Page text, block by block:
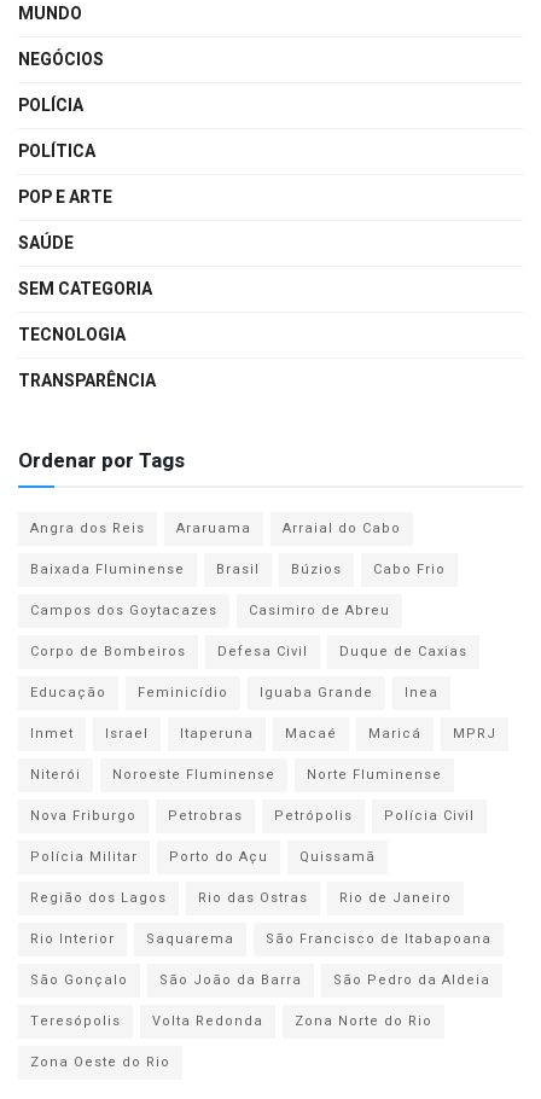
MUNDO
NEGÓCIOS
POLÍCIA
POLÍTICA
POP E ARTE
SAÚDE
SEM CATEGORIA
TECNOLOGIA
TRANSPARÊNCIA
Ordenar por Tags
Angra dos Reis Araruama
Arraial do Cabo
Baixada Fluminense
Brasil Búzios
Cabo Frio
Campos dos Goytacazes
Casimiro de Abreu
Corpo de Bombeiros
Defesa Civil
Duque de Caxias
Educação
Feminicídio Iguaba Grande
Inea
Inmet
Israel Itaperuna Macaé Maricá
MPRJ
Niterói
Noroeste Fluminense
Norte Fluminense
Nova Friburgo
Petrobras Petrópolis
Polícia Civil
Polícia Militar
Porto do Açu
Quissamã
Região dos Lagos
Rio das Ostras
Rio de Janeiro
Rio Interior
Saquarema
São Francisco de Itabapoana
São Gonçalo
São João da Barra
São Pedro da Aldeia
Teresópolis
Volta Redonda
Zona Norte do Rio
Zona Oeste do Rio